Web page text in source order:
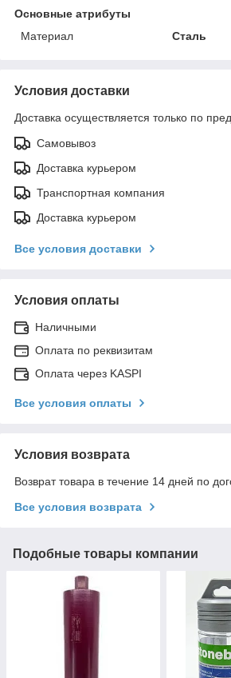
Основные атрибуты
Материал
Сталь
Условия доставки
Доставка осуществляется только по
Самовывоз
Доставка курьером
Транспортная компания
Доставка курьером
Все условия доставки
Условия оплаты
Наличными
Оплата по реквизитам
Оплата через KASPI
Все условия оплаты
Условия возврата
Возврат товара в течение 14 дней по
Все условия возврата
Подобные товары компании